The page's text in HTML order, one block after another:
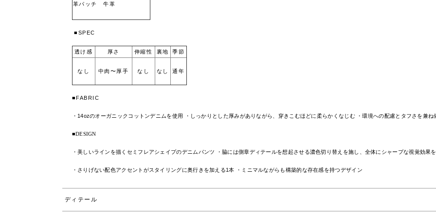
革パッチ 牛革
■SPEC
透け感 厚さ 伸縮性 裏地 季節
なし 中肉〜厚手 なし なし 通年
■FABRIC
・14ozのオーガニックコットンデニムを使用 ・しっかりとした厚みがありながら、穿きこむほどに柔らかくなじむ ・環境への配慮とタフさを兼
■DESIGN
・美しいラインを描くセミフレアシェイプのデニムパンツ ・脇には側章ディテールを想起させる濃色切り替えを施し、全体にシャープな視覚効果
・さりげない配色アクセントがスタイリングに奥行きを加える1本 ・ミニマルながらも構築的な存在感を持つデザイン
ディテール